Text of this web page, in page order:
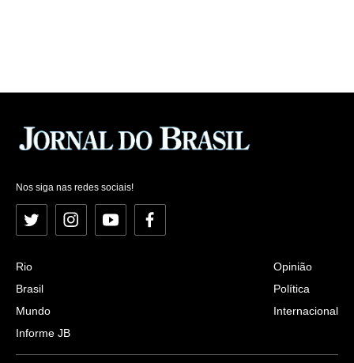
Nos siga nas redes sociais!
Twitter InstagramYouTubeFacebook
Rio
Brasil
Mundo
Informe JB
Opinião
Política
Internacional